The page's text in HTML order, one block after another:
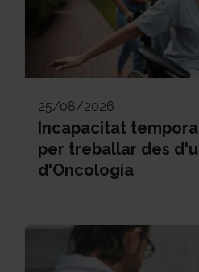
25/08/2026
Incapacitat
per treballar des
d'Oncologia